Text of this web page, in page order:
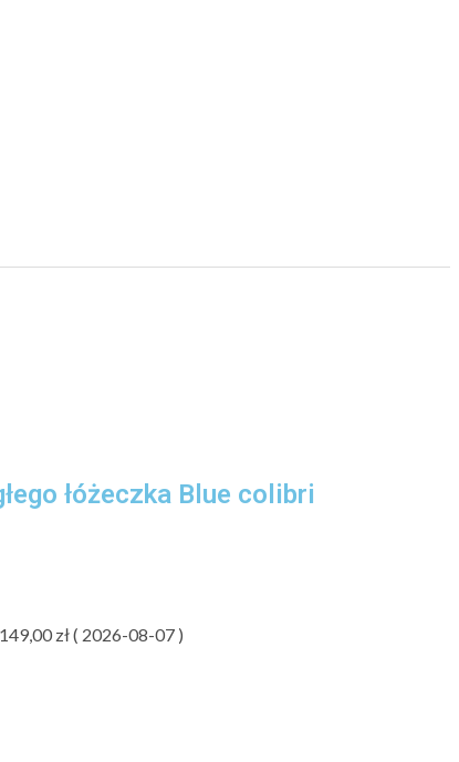
łóżeczka Blue colibri
149,00 zł( 2026-08-07 )